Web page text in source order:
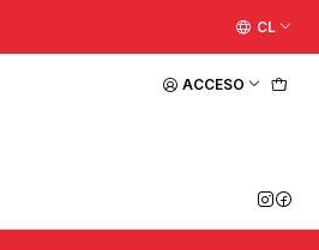
ACCESO
CL